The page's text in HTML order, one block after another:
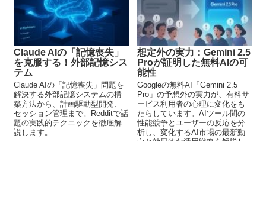
Claude AIの「記憶喪失」
を克服する！外部記憶シス
テム
Claude AIの「記憶喪失」問題を
解決する外部記憶システムの構
築方法から、計画駆動型開発、
セッション管理まで。Redditで話
題の実践的テクニックを徹底解
説します。
想定外の実力：Gemini 2.5
Proが証明した無料AIの可
能性
Googleの無料AI「Gemini 2.5
Pro」の予想外の実力が、有料サ
ービス利用者の心理に変化をも
たらしています。AIツール間の
性能競争とユーザーの反応を分
析し、変化するAI市場の最新動
向と効果的な活用戦略を解説し